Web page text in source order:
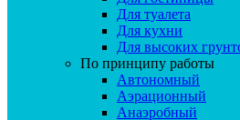
Для туалета
Для кухни
Для высоких
По принципу работы
Автономный
Аэрационный
Анаэробный